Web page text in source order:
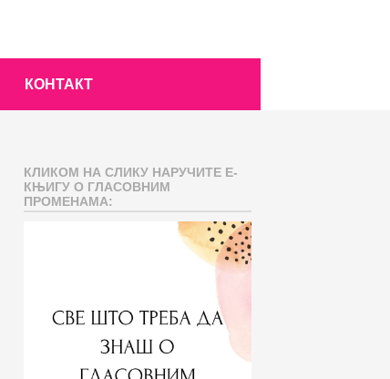
КОНТАКТ
КЛИКОМ НА СЛИКУ НАРУЧИТЕ Е-
КЊИГУ О ГЛАСОВНИМ
ПРОМЕНАМА: